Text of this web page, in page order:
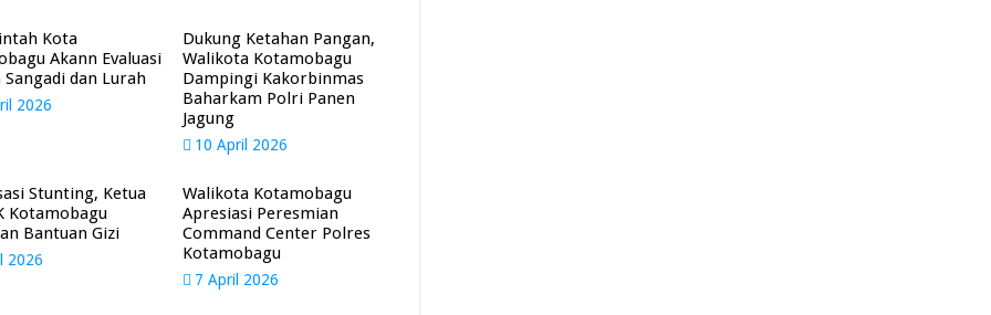
Kota
Akann Evaluasi
Sangadi dan Lurah
2026
Dukung Ketahan Pangan,
Walikota Kotamobagu
Dampingi Kakorbinmas
Baharkam Polri Panen
Jagung
10 April 2026
Stunting, Ketua
Kotamobagu
Bantuan Gizi
2026
Walikota Kotamobagu
Apresiasi Peresmian
Command Center Polres
Kotamobagu
7 April 2026